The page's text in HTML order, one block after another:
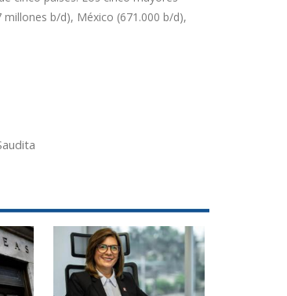
b/d), México (671.000 b/d),